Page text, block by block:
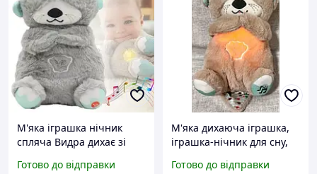
М'яка іграшка нічник
спляча Видра дихає зі
дихаючим животом,
Готово до відправки
М'яка дихаюча іграшка,
іграшка-нічник для сну,
Ведмедик для сну м'яка
Готово до відправки